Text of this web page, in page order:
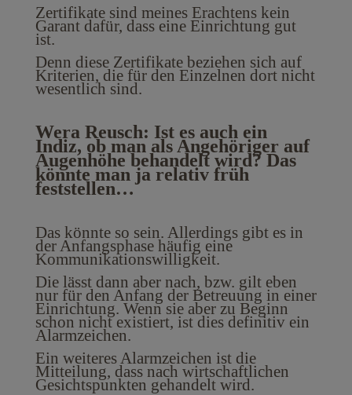
Zertifikate sind meines Erachtens kein
Garant dafür, dass eine Einrichtung gut
ist.
Denn diese Zertifikate beziehen sich auf
Kriterien, die für den Einzelnen dort nicht
wesentlich sind.
Wera Reusch: Ist es auch ein
Indiz, ob man als Angehöriger auf
Augenhöhe behandelt wird? Das
könnte man ja relativ früh
feststellen…
Das könnte so sein. Allerdings gibt es in
der Anfangsphase häufig eine
Kommunikationswilligkeit.
Die lässt dann aber nach, bzw. gilt eben
nur für den Anfang der Betreuung in einer
Einrichtung. Wenn sie aber zu Beginn
schon nicht existiert, ist dies definitiv ein
Alarmzeichen.
Ein weiteres Alarmzeichen ist die
Mitteilung, dass nach wirtschaftlichen
Gesichtspunkten gehandelt wird.